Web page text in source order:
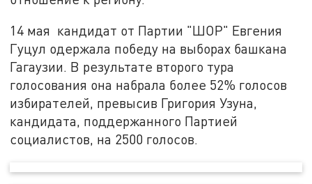
14 мая кандидат от Партии "ШОР" Евгения
Гуцул одержала победу на выборах башкана
Гагаузии. В результате второго тура
голосования она набрала более 52% голосов
избирателей, превысив Григория Узуна,
кандидата, поддержанного Партией
социалистов, на 2500 голосов.